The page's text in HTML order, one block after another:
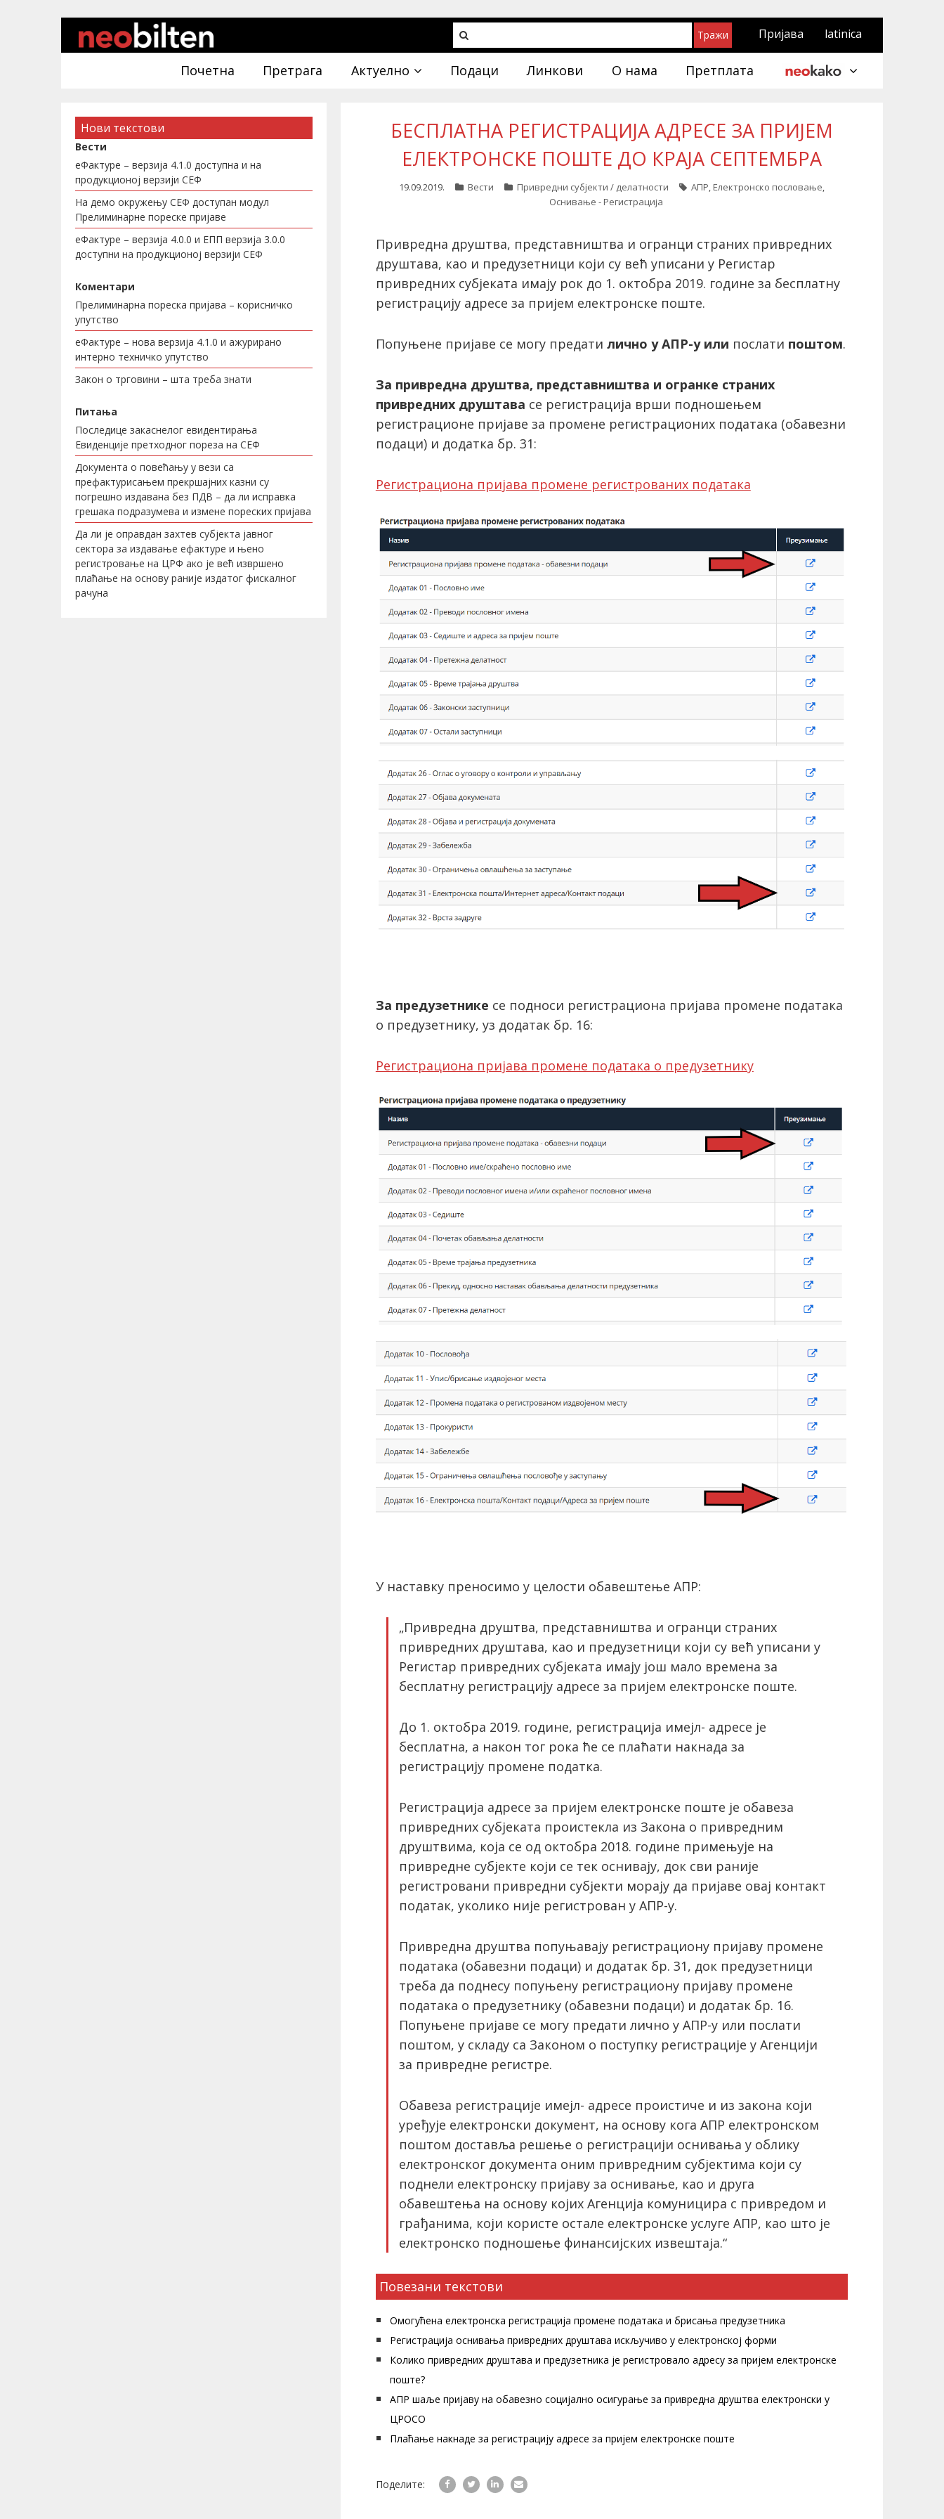
Пријава latinica
Почетна Претрага Актуелно Подаци Линкови О нама Претплата
БЕСПЛАТНА РЕГИСТРАЦИЈА АДРЕСЕ ЗА ПРИЈЕМ
ЕЛЕКТРОНСКЕ ПОШТЕ ДО КРАЈА СЕПТЕМБРА
19.09.2019. Вести Привредни субјекти / делатности АПР, Електронско пословање,
Оснивање - Регистрација
Привредна друштва, представништва и огранци страних привредних
друштава, као и предузетници који су већ уписани у Регистар
привредних субјеката имају рок до 1. октобра 2019. године за бесплатну
регистрацију адресе за пријем електронске поште.
Попуњене пријаве се могу предати лично у АПР-у или послати поштом.
За привредна друштва, представништва и огранке страних
привредних друштава се регистрација врши подношењем
регистрационе пријаве за промене регистрационих података (обавезни
подаци) и додатка бр. 31:
Регистрациона пријава промене регистрованих података
За предузетнике се подноси регистрациона пријава промене података
о предузетнику, уз додатак бр. 16:
Регистрациона пријава промене података о предузетнику
У наставку преносимо у целости обавештење АПР:
„Привредна друштва, представништва и огранци страних
привредних друштава, као и предузетници који су већ уписани у
Регистар привредних субјеката имају још мало времена за
бесплатну регистрацију адресе за пријем електронске поште.
До 1. октобра 2019. године, регистрација имејл- адресе је
бесплатна, а након тог рока ће се плаћати накнада за
регистрацију промене податка.
Регистрација адресе за пријем електронске поште је обавеза
привредних субјеката проистекла из Закона о привредним
друштвима, која се од октобра 2018. године примењује на
привредне субјекте који се тек оснивају, док сви раније
регистровани привредни субјекти морају да пријаве овај контакт
податак, уколико није регистрован у АПР-у.
Привредна друштва попуњавају регистрациону пријаву промене
података (обавезни подаци) и додатак бр. 31, док предузетници
треба да поднесу попуњену регистрациону пријаву промене
података о предузетнику (обавезни подаци) и додатак бр. 16.
Попуњене пријаве се могу предати лично у АПР-у или послати
поштом, у складу са Законом о поступку регистрације у Агенцији
за привредне регистре.
Обавеза регистрације имејл- адресе проистиче и из закона који
уређује електронски документ, на основу кога АПР електронском
поштом доставља решење о регистрацији оснивања у облику
електронског документа оним привредним субјектима који су
поднели електронску пријаву за оснивање, као и друга
обавештења на основу којих Агенција комуницира с привредом и
грађанима, који користе остале електронске услуге АПР, као што је
електронско подношење финансијских извештаја.“
Повезани текстови
Омогућена електронска регистрација промене података и брисања предузетника
Регистрација оснивања привредних друштава искључиво у електронској форми
Колико привредних друштава и предузетника је регистровало адресу за пријем електронске
поште?
АПР шаље пријаву на обавезно социјално осигурање за привредна друштва електронски у
ЦРОСО
Плаћање накнаде за регистрацију адресе за пријем електронске поште
Поделите:
Нови текстови
Вести
еФактуре – верзија 4.1.0 доступна и на
продукционој верзији СЕФ
На демо окружењу СЕФ доступан модул
Прелиминарне пореске пријаве
еФактуре – верзија 4.0.0 и ЕПП верзија 3.0.0
доступни на продукционој верзији СЕФ
Коментари
Прелиминарна пореска пријава – корисничко
упутство
еФактуре – нова верзија 4.1.0 и ажурирано
интерно техничко упутство
Закон о трговини – шта треба знати
Питања
Последице закаснелог евидентирања
Евиденције претходног пореза на СЕФ
Документа о повећању у вези са
префактурисањем прекршајних казни су
погрешно издавана без ПДВ – да ли исправка
грешака подразумева и измене пореских пријава
Да ли је оправдан захтев субјекта јавног
сектора за издавање ефактуре и њено
регистровање на ЦРФ ако је већ извршено
плаћање на основу раније издатог фискалног
рачуна